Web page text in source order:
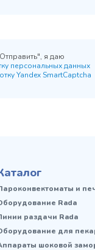
я даю
персональных данных
Yandex SmartCaptcha
и
Rada
раздачи Rada
для
шоковой